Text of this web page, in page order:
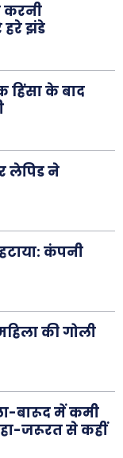
करनी
हरे झंडे
हिंसा के बाद
लेपिड ने
कंपनी
की गोली
बारूद में कमी
जरूरत से कहीं